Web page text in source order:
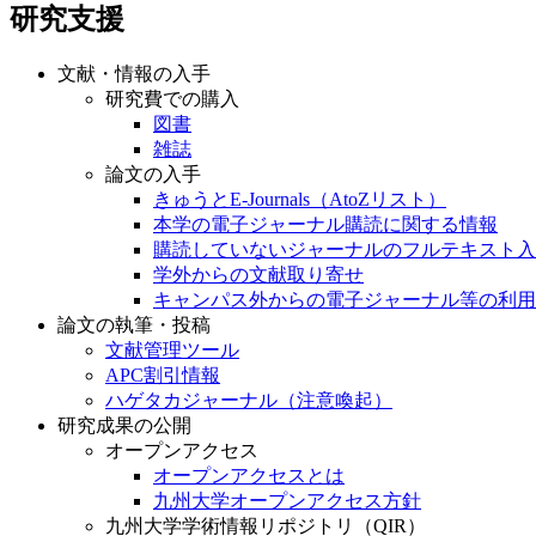
研究支援
文献・情報の入手
研究費での購入
図書
雑誌
論文の入手
きゅうとE-Journals（AtoZリスト）
本学の電子ジャーナル購読に関する情報
購読していないジャーナルのフルテキスト
学外からの文献取り寄せ
キャンパス外からの電子ジャーナル等の利用
論文の執筆・投稿
文献管理ツール
APC割引情報
ハゲタカジャーナル（注意喚起）
研究成果の公開
オープンアクセス
オープンアクセスとは
九州大学オープンアクセス方針
九州大学学術情報リポジトリ（QIR）